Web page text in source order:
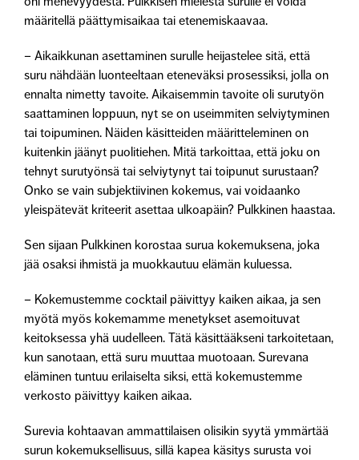
määritellä päättymisaikaa tai etenemiskaavaa.
– Aikaikkunan asettaminen surulle heijastelee sitä, että
suru nähdään luonteeltaan eteneväksi prosessiksi, jolla on
ennalta nimetty tavoite. Aikaisemmin tavoite oli surutyön
saattaminen loppuun, nyt se on useimmiten selviytyminen
tai toipuminen. Näiden käsitteiden määritteleminen on
kuitenkin jäänyt puolitiehen. Mitä tarkoittaa, että joku on
tehnyt surutyönsä tai selviytynyt tai toipunut surustaan?
Onko se vain subjektiivinen kokemus, vai voidaanko
yleispätevät kriteerit asettaa ulkoapäin? Pulkkinen haastaa.
Sen sijaan Pulkkinen korostaa surua kokemuksena, joka
jää osaksi ihmistä ja muokkautuu elämän kuluessa.
– Kokemustemme cocktail päivittyy kaiken aikaa, ja sen
myötä myös kokemamme menetykset asemoituvat
keitoksessa yhä uudelleen. Tätä käsittääkseni tarkoitetaan,
kun sanotaan, että suru muuttaa muotoaan. Surevana
eläminen tuntuu erilaiselta siksi, että kokemustemme
verkosto päivittyy kaiken aikaa.
Surevia kohtaavan ammattilaisen olisikin syytä ymmärtää
surun kokemuksellisuus, sillä kapea käsitys surusta voi